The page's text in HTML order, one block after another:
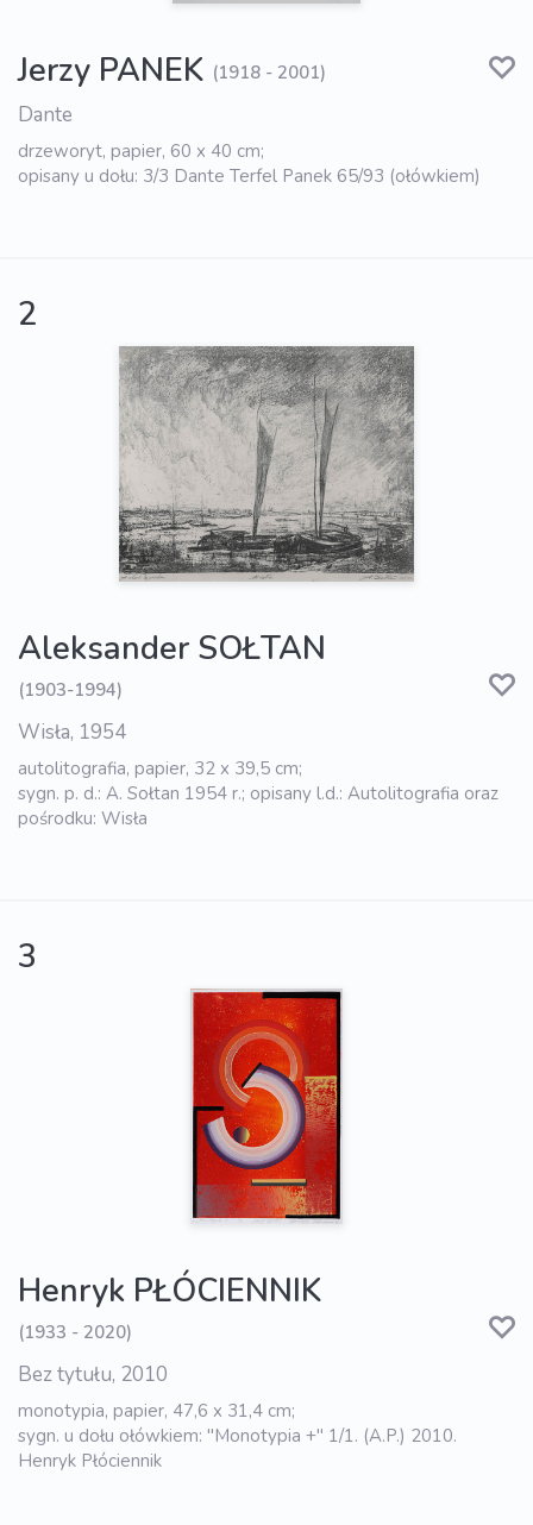
Jerzy PANEK (1918 - 2001)
Dante
drzeworyt, papier, 60 x 40 cm;
opisany u dołu: 3/3 Dante Terfel Panek 65/93 (ołówkiem)
2
Aleksander SOŁTAN
(1903-1994)
Wisła, 1954
autolitografia, papier, 32 x 39,5 cm;
sygn. p. d.: A. Sołtan 1954 r.; opisany l.d.: Autolitografia oraz
pośrodku: Wisła
3
Henryk PŁÓCIENNIK
(1933 - 2020)
Bez tytułu, 2010
monotypia, papier, 47,6 x 31,4 cm;
sygn. u dołu ołówkiem: "Monotypia +" 1/1. (A.P.) 2010.
Henryk Płóciennik